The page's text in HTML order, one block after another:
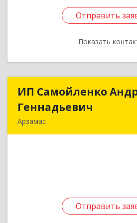
Отправить
Показать
Отправить
Назад
ИП Самойленко
Геннадьевич
Арзамас
Отправить
ИП
Отправить